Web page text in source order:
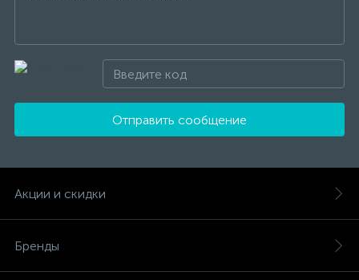
Отправить сообщение
Акции и скидки
Бренды